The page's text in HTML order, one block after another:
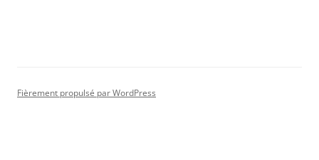
Fièrement propulsé par WordPress